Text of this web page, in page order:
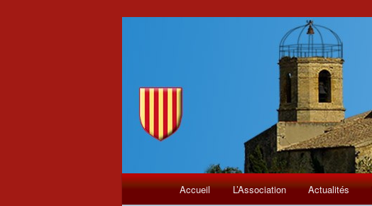
Menu
Aller
Aller
Accueil L’Association Actualités